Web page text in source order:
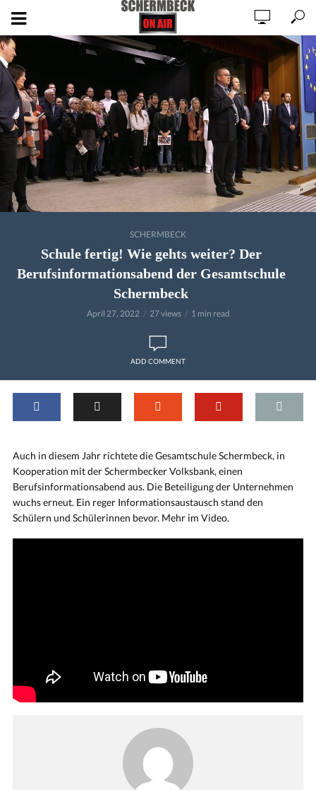
SCHERMBECK
Schule fertig! Wie gehts weiter? Der
Berufsinformationsabend der Gesamtschule
Schermbeck
April 27, 2022 27 views 1 min read
ADD COMMENT
Auch in diesem Jahr richtete die Gesamtschule Schermbeck, in
Kooperation mit der Schermbecker Volksbank, einen
Berufsinformationsabend aus. Die Beteiligung der Unternehmen
wuchs erneut. Ein reger Informationsaustausch stand den
Schülern und Schülerinnen bevor. Mehr im Video.